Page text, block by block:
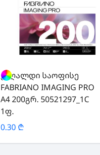
ქაღალდი საოფისე
FABRIANO IMAGING PRO
A4 200გრ. 50521297_1C
1ფ.
0.30 ₾